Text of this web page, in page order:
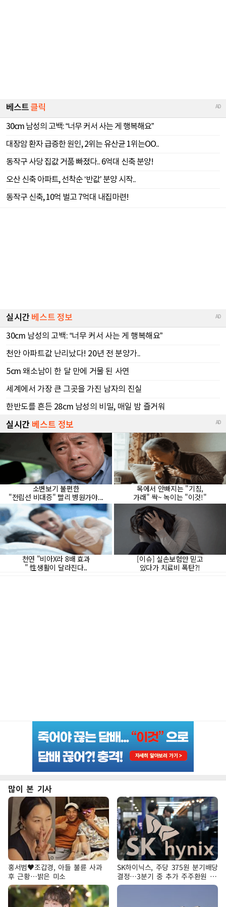
많이 본 기사
홍서범♥조갑경, 아들 불륜 사과
후 근황…밝은 미소
SK하이닉스, 주당 375원 분기배당
결정…3분기 중 추가 주주환원 발
표